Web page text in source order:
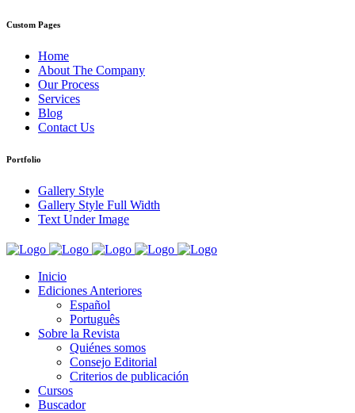
Custom Pages
Home
About The Company
Our Process
Services
Blog
Contact Us
Portfolio
Gallery Style
Gallery Style Full Width
Text Under Image
Inicio
Ediciones Anteriores
Español
Português
Sobre la Revista
Quiénes somos
Consejo Editorial
Criterios de publicación
Cursos
Buscador